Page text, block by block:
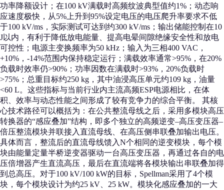
功率降额设计；在100 kV满载时高频纹波典型值约1%；动态响
应速度极快，从5%上升到95%设定电压的电压爬升率要求不低
于100 kV/ms，实际测试可达到约300 kV/ms；输出储能控制在10
J以内，有利于降低放电能量、提高电晕间隙绝缘安全性和放电
可控性；电源主变换频率为50 kHz；输入为三相400 VAC，
+10%，-14%范围内保持稳定运行；满载效率通常>95%，在20%
负载时效率仍>90%；功率因数在满载时>93%，20%负载时
>75%；总重目标约250 kg，其中油浸高压单元约109 kg，油量
<60 L。这些指标与当前行业内主流高频ESP电源相比，在体
积、效率与动态性能之间形成了较有竞争力的综合平衡。 其核
心技术路径可以概括为：在公共整流母线之后，采用多模块高压
转换器的“感应叠加”结构，即多个独立的高频逆变–高压变压器–
倍压整流模块并联接入直流母线、在高压侧串联叠加输出电压。
具体而言，整流后的直流母线馈入N个相同的逆变模块，每个模
块由能量定量半桥逆变器驱动一台高压变压器，再通过各自的电
压倍增器产生直流高压，最后在直流端将各模块输出串联叠加得
到总高压。对于100 kV/100 kW的目标，Spellman采用了4个模
块，每个模块设计为约25 kV、25 kW。模块化感应叠加的一大